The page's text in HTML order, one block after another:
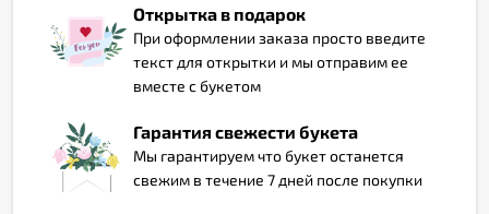
Открытка в подарок
При оформлении заказа просто введите
текст для открытки и мы отправим ее
вместе с букетом
Гарантия свежести букета
Мы гарантируем что букет останется
свежим в течение 7 дней после покупки